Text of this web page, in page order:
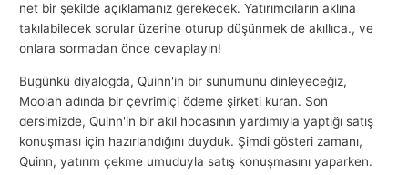
net bir şekilde açıklamanız gerekecek. Yatırımcıların aklına
takılabilecek sorular üzerine oturup düşünmek de akıllıca., ve
onlara sormadan önce cevaplayın!
Bugünkü diyalogda, Quinn'in bir sunumunu dinleyeceğiz,
Moolah adında bir çevrimiçi ödeme şirketi kuran. Son
dersimizde, Quinn'in bir akıl hocasının yardımıyla yaptığı satış
konuşması için hazırlandığını duyduk. Şimdi gösteri zamanı,
Quinn, yatırım çekme umuduyla satış konuşmasını yaparken.